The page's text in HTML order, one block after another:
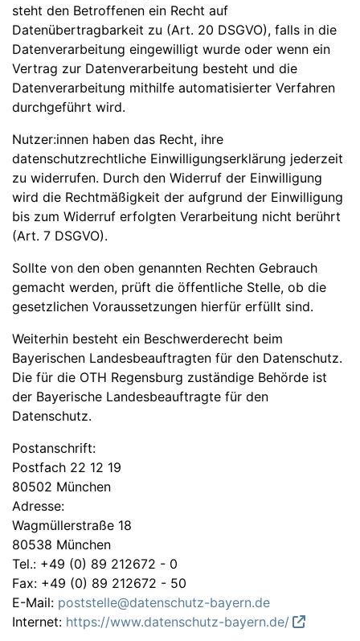
steht den Betroffenen ein Recht auf
Datenübertragbarkeit zu (Art. 20 DSGVO), falls in die
Datenverarbeitung eingewilligt wurde oder wenn ein
Vertrag zur Datenverarbeitung besteht und die
Datenverarbeitung mithilfe automatisierter Verfahren
durchgeführt wird.
Nutzer:innen haben das Recht, ihre
datenschutzrechtliche Einwilligungserklärung jederzeit
zu widerrufen. Durch den Widerruf der Einwilligung
wird die Rechtmäßigkeit der aufgrund der Einwilligung
bis zum Widerruf erfolgten Verarbeitung nicht berührt
(Art. 7 DSGVO).
Sollte von den oben genannten Rechten Gebrauch
gemacht werden, prüft die öffentliche Stelle, ob die
gesetzlichen Voraussetzungen hierfür erfüllt sind.
Weiterhin besteht ein Beschwerderecht beim
Bayerischen Landesbeauftragten für den Datenschutz.
Die für die OTH Regensburg zuständige Behörde ist
der Bayerische Landesbeauftragte für den
Datenschutz.
Postanschrift:
Postfach 22 12 19
80502 München
Adresse:
Wagmüllerstraße 18
80538 München
Tel.: +49 (0) 89 212672 - 0
Fax: +49 (0) 89 212672 - 50
E-Mail: poststelle@datenschutz-bayern.de
Internet: https://www.datenschutz-bayern.de/